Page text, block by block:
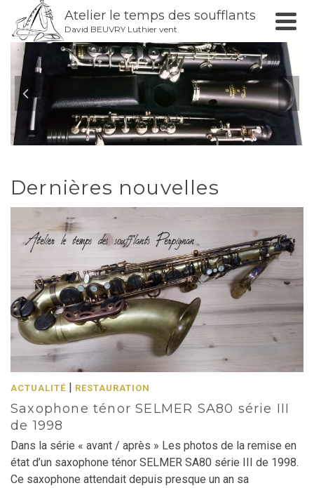
Atelier le temps des soufflants
David BEUVRY Luthier vent
Dernières nouvelles
ACTUALITÉ | RESTAURATION
Saxophone ténor SELMER SA80 série III
de 1998
Dans la série « avant / après » Les photos de la remise en
état d’un saxophone ténor SELMER SA80 série III de 1998.
Ce saxophone attendait depuis presque un an sa